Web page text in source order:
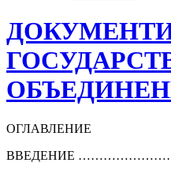
ОГЛАВЛЕНИЕ
ВВЕДЕНИЕ